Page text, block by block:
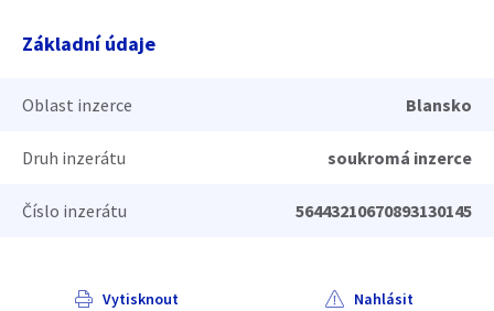
Základní údaje
Oblast inzerce Blansko
Druh inzerátu soukromá inzerce
Číslo inzerátu 56443210670893130145
Vytisknout Nahlásit